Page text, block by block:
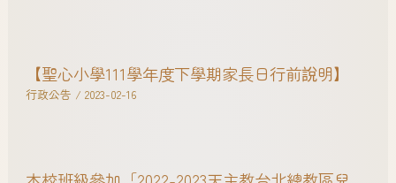
【聖心小學111學年度下學期家長日行前說明】
行政公告 / 2023-02-16